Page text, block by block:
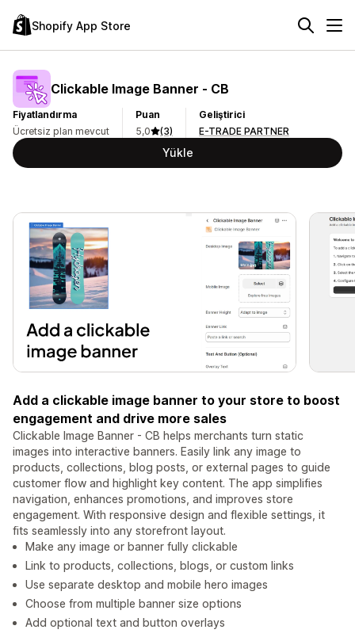
Shopify App Store
Clickable Image Banner ‑ CB
Fiyatlandırma
Ücretsiz plan mevcut
Puan
5,0
(3)
Geliştirici
E-TRADE PARTNER
Yükle
Add a clickable image banner to your store to boost
engagement and drive more sales
Clickable Image Banner - CB helps merchants turn static
images into interactive banners. Easily link any image to
products, collections, blog posts, or external pages to guide
customer flow and highlight key content. The app simplifies
navigation, enhances promotions, and improves store
engagement. With responsive design and flexible settings, it
fits seamlessly into any storefront layout.
Make any image or banner fully clickable
Link to products, collections, blogs, or custom links
Use separate desktop and mobile hero images
Choose from multiple banner size options
Add optional text and button overlays